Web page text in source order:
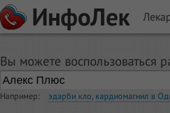
ИнфоЛек
Вы можете воспользоваться
Например: эдарби кло, кардиомагнил в